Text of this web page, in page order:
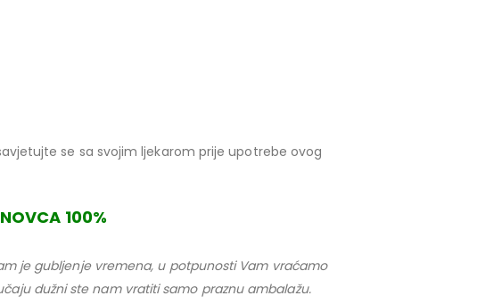
se sa svojim ljekarom prije upotrebe ovog
100%
je gubljenje vremena, u potpunosti Vam vraćamo
dužni ste nam vratiti samo praznu ambalažu.